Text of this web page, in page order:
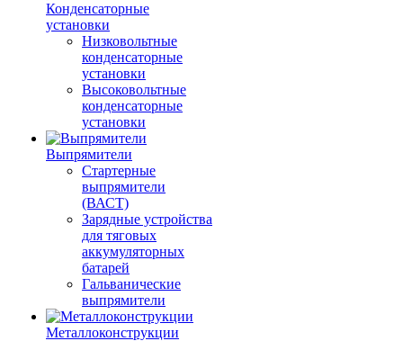
Конденсаторные
установки
Низковольтные
конденсаторные
установки
Высоковольтные
конденсаторные
установки
Выпрямители
Стартерные
выпрямители
(ВАСТ)
Зарядные устройства
для тяговых
аккумуляторных
батарей
Гальванические
выпрямители
Металлоконструкции